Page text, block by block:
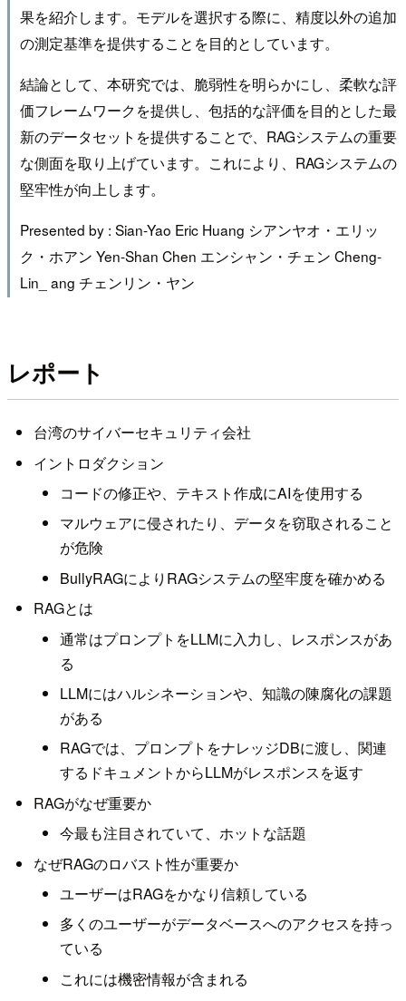
果を紹介します。モデルを選択する際に、精度以外の追加
の測定基準を提供することを目的としています。
結論として、本研究では、脆弱性を明らかにし、柔軟な評
価フレームワークを提供し、包括的な評価を目的とした最
新のデータセットを提供することで、RAGシステムの重要
な側面を取り上げています。これにより、RAGシステムの
堅牢性が向上します。
Presented by : Sian-Yao Eric Huang シアンヤオ・エリッ
ク・ホアン Yen-Shan Chen エンシャン・チェン Cheng-
Lin_ ang チェンリン・ヤン
レポート
台湾のサイバーセキュリティ会社
イントロダクション
コードの修正や、テキスト作成にAIを使用する
マルウェアに侵されたり、データを窃取されること
が危険
BullyRAGによりRAGシステムの堅牢度を確かめる
RAGとは
通常はプロンプトをLLMに入力し、レスポンスがあ
る
LLMにはハルシネーションや、知識の陳腐化の課題
がある
RAGでは、プロンプトをナレッジDBに渡し、関連
するドキュメントからLLMがレスポンスを返す
RAGがなぜ重要か
今最も注目されていて、ホットな話題
なぜRAGのロバスト性が重要か
ユーザーはRAGをかなり信頼している
多くのユーザーがデータベースへのアクセスを持っ
ている
これには機密情報が含まれる